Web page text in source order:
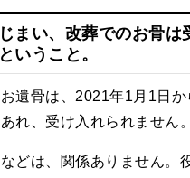
まい、改葬でのお骨は
いうこと。
遺骨は、2021年1月1日か
れ、受け入れられません。
どは、関係ありません。